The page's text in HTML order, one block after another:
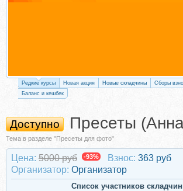
Редкие курсы Новая акция Новые складчины
Сборы
Баланс и кешбек
Доступно Пресеты
Тема в разделе "Пресеты для фото"
Цена: 5000 руб -93% Взнос: 363 руб
Организатор: Организатор
Список участников